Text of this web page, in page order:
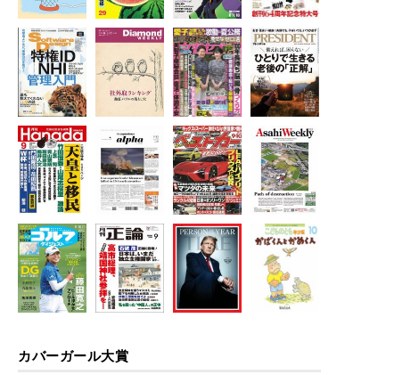
カバーガール大賞